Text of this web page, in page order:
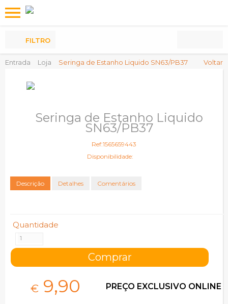
Entrada Loja Seringa de Estanho Liquido SN63/PB37 Voltar
FILTRO
Seringa de Estanho Liquido
SN63/PB37
Ref:1565659443
Disponibilidade:
Descrição Detalhes Comentários
Quantidade
€ 9,90 PREÇO EXCLUSIVO ONLINE